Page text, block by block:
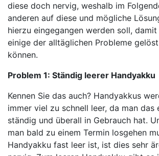
diese doch nervig, weshalb im
anderen auf diese und mögliche
hierzu eingegangen werden soll,
einige der alltäglichen Probleme
können.
Problem 1: Ständig leerer Handyakku
Kennen Sie das auch? Handyakkus
immer viel zu schnell leer, da man das
ständig und überall in Gebrauch hat.
man bald zu einem Termin losgehen
Handyakku fast leer ist, ist dies sehr